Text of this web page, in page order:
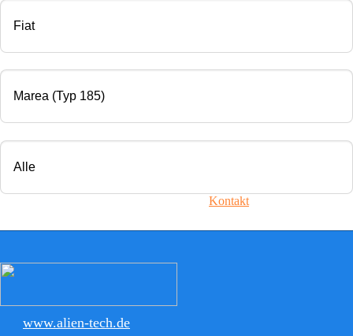
Kontakt
www.alien-tech.de